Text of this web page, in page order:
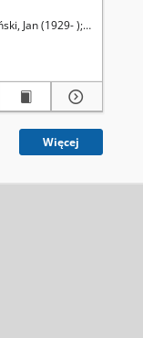
Józef (1936-
Jan (1929- )
Więcej